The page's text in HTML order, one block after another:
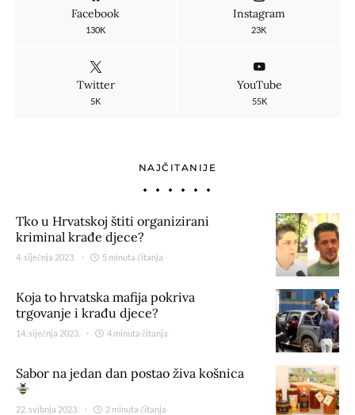
Facebook
130K
Instagram
23K
Twitter
5K
YouTube
55K
NAJČITANIJE
Tko u Hrvatskoj štiti organizirani
kriminal krađe djece?
4. siječnja 2023. 5 minuta čitanja
Koja to hrvatska mafija pokriva
trgovanje i krađu djece?
14. siječnja 2023. 4 minuta čitanja
Sabor na jedan dan postao živa košnica
22. svibnja 2023. 2 minuta čitanja